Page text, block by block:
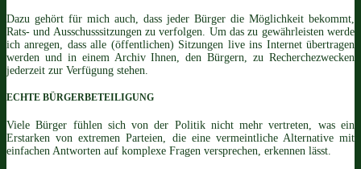
Dazu gehört für mich auch, dass jeder Bürger die Möglichkeit bekommt,
Rats- und Ausschusssitzungen zu verfolgen. Um das zu gewährleisten werde
ich anregen, dass alle (öffentlichen) Sitzungen live ins Internet übertragen
werden und in einem Archiv Ihnen, den Bürgern, zu Recherchezwecken
jederzeit zur Verfügung stehen.
ECHTE BÜRGERBETEILIGUNG
Viele Bürger fühlen sich von der Politik nicht mehr vertreten, was ein
Erstarken von extremen Parteien, die eine vermeintliche Alternative mit
einfachen Antworten auf komplexe Fragen versprechen, erkennen lässt.